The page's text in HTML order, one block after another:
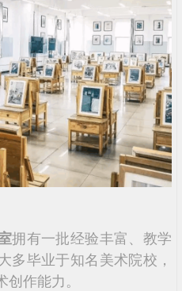
拥有一批经验丰富、教学
多毕业于知名美术院校，
作能力。